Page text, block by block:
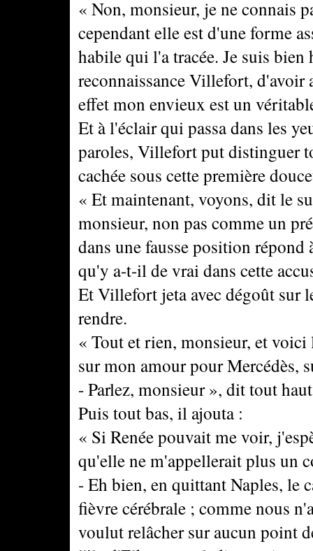
« Non, monsieur, je ne connais
cependant elle est d'une forme
habile qui l'a tracée. Je suis
reconnaissance Villefort, d'avoir
effet mon envieux est un
Et à l'éclair qui passa dans les
paroles, Villefort put distinguer
cachée sous cette première
« Et maintenant, voyons, dit le
monsieur, non pas comme un
dans une fausse position
qu'y a-t-il de vrai dans cette
Et Villefort jeta avec dégoût sur
rendre.
« Tout et rien, monsieur, et
sur mon amour pour Mercédès,
- Parlez, monsieur », dit tout
Puis tout bas, il ajouta :
« Si Renée pouvait me voir,
qu'elle ne m'appellerait plus un
- Eh bien, en quittant Naples, le
fièvre cérébrale ; comme nous
voulut relâcher sur aucun point